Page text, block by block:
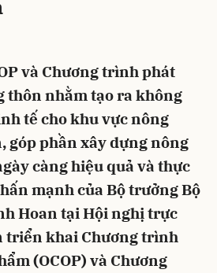
và Chương trình phát
thôn nhằm tạo ra không
tế cho khu vực nông
góp phần xây dựng nông
càng hiệu quả và thực
mạnh của Bộ trưởng Bộ
Hoan tại Hội nghị trực
triển khai Chương trình
(OCOP) và Chương
Hủy Gửi